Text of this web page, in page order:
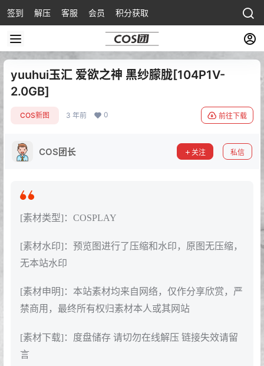
签到 解压 客服 会员 积分获取
yuuhui玉汇 爱欲之神 黑纱朦胧[104P1V-
2.0GB]
COS新图 3 年前 0 前往下载
COS团长 关注 私信
[素材类型]：COSPLAY
[素材水印]：预览图进行了压缩和水印，原图无压缩，
无本站水印
[素材申明]：本站素材均来自网络，仅作分享欣赏，严
禁商用，最终所有权归素材本人或其网站
[素材下载]：度盘储存 请切勿在线解压 链接失效请留
言